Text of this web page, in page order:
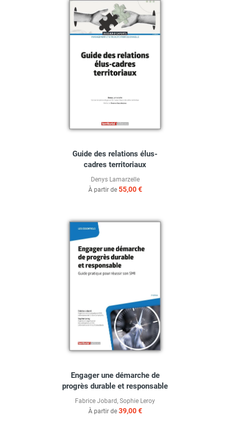
Guide des relations élus-
cadres territoriaux
Denys Lamarzelle
À partir de 55,00 €
Engager une démarche de
progrès durable et responsable
Fabrice Jobard, Sophie Leroy
À partir de 39,00 €